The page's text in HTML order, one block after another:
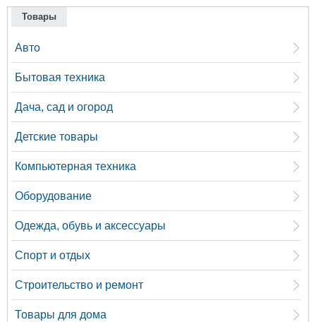
Товары
Авто
Бытовая техника
Дача, сад и огород
Детские товары
Компьютерная техника
Оборудование
Одежда, обувь и аксессуары
Спорт и отдых
Строительство и ремонт
Товары для дома